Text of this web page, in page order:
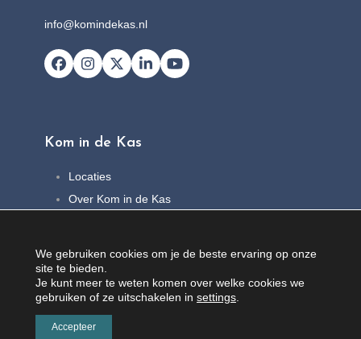
info@komindekas.nl
Facebook
Instagram
X LinkedInYouTube
Kom in de Kas
Locaties
Over Kom in de Kas
Contact
We gebruiken cookies om je de beste ervaring op onze
site te bieden.
Je kunt meer te weten komen over welke cookies we
gebruiken of ze uitschakelen in settings
Accepteer